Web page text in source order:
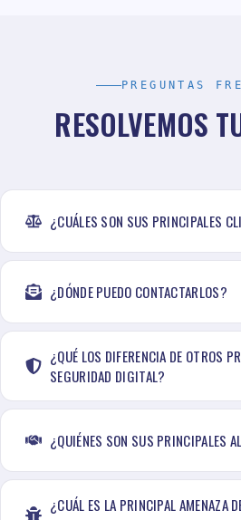
PREGUNTAS
RESOLVEMOS
¿CUÁLES SON SUS PRINCIPALES
¿DÓNDE PUEDO CONTACTARLOS?
¿QUÉ LOS DIFERENCIA DE OTROS
SEGURIDAD DIGITAL?
¿QUIÉNES SON SUS PRINCIPALES
¿CUÁL ES LA PRINCIPAL AMENAZA